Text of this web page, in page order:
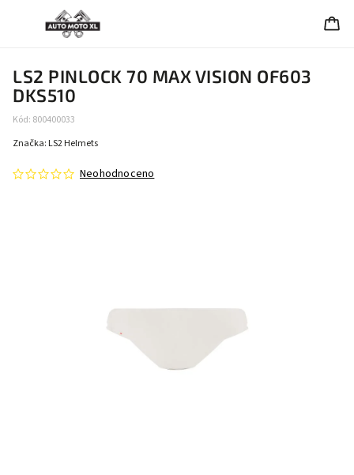
LS2 PINLOCK 70 MAX VISION OF603
DKS510
Kód: 800400033
Neohodnoceno
Značka: LS2 Helmets